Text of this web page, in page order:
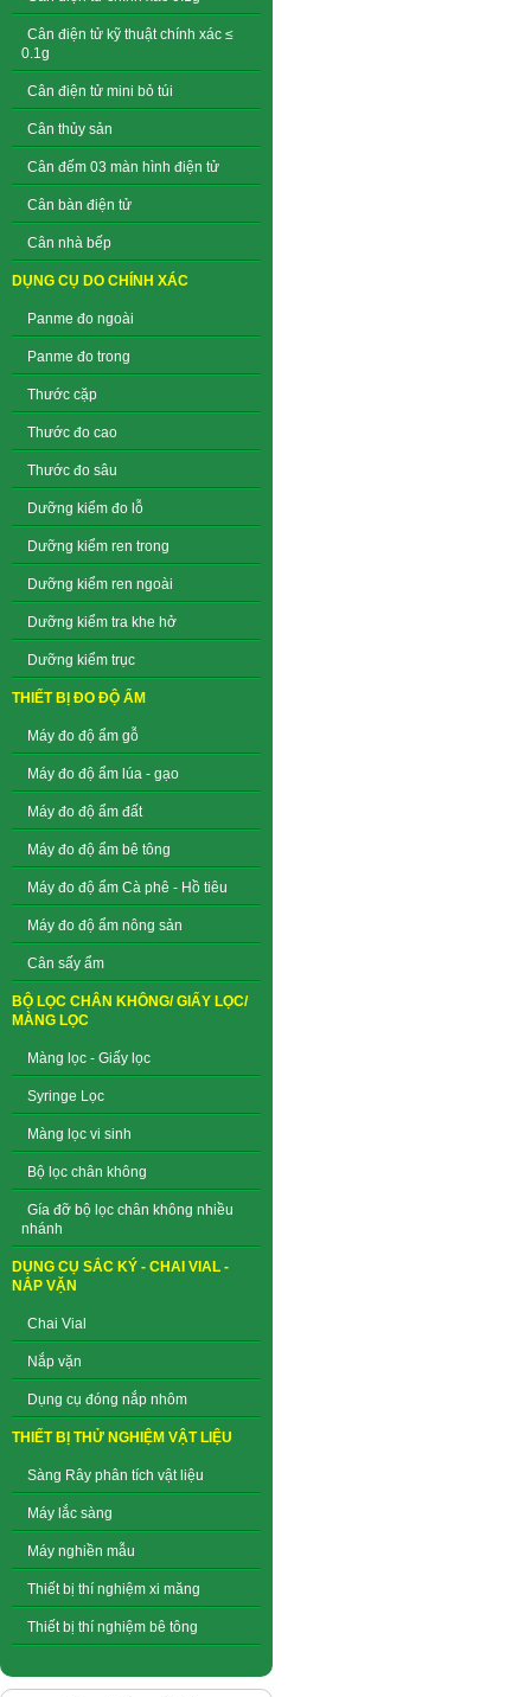
Cân điện tử kỹ thuật chính xác ≤
0.1g
Cân điện tử mini bỏ túi
Cân thủy sản
Cân đếm 03 màn hình điện tử
Cân bàn điện tử
Cân nhà bếp
DỤNG CỤ DO CHÍNH XÁC
Panme đo ngoài
Panme đo trong
Thước cặp
Thước đo cao
Thước đo sâu
Dưỡng kiểm đo lỗ
Dưỡng kiểm ren trong
Dưỡng kiểm ren ngoài
Dưỡng kiểm tra khe hở
Dưỡng kiểm trục
THIẾT BỊ ĐO ĐỘ ẨM
Máy đo độ ẩm gỗ
Máy đo độ ẩm lúa - gạo
Máy đo độ ẩm đất
Máy đo độ ẩm bê tông
Máy đo độ ẩm Cà phê - Hồ tiêu
Máy đo độ ẩm nông sản
Cân sấy ẩm
BỘ LỌC CHÂN KHÔNG/ GIẤY LỌC/
MÀNG LỌC
Màng lọc - Giấy lọc
Syringe Lọc
Màng lọc vi sinh
Bộ lọc chân không
Gía đỡ bộ lọc chân không nhiều
nhánh
DỤNG CỤ SẮC KÝ - CHAI VIAL -
NẮP VẶN
Chai Vial
Nắp vặn
Dụng cụ đóng nắp nhôm
THIẾT BỊ THỬ NGHIỆM VẬT LIỆU
Sàng Rây phân tích vật liệu
Máy lắc sàng
Máy nghiền mẫu
Thiết bị thí nghiệm xi măng
Thiết bị thí nghiệm bê tông